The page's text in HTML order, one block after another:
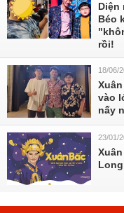
Diện
Béo
rồi!
18/06/
vào
nấy
23/01/